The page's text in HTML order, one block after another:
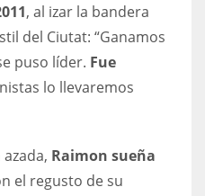
, al izar la bandera
del Ciutat: “Ganamos
puso líder. Fue
lo llevaremos
Raimon sueña
el regusto de su